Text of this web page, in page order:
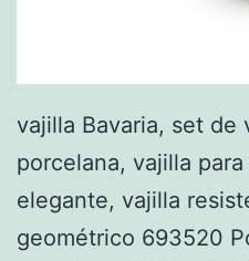
vajilla Bavaria, set de
porcelana, vajilla
elegante, vajilla
geométrico 693520